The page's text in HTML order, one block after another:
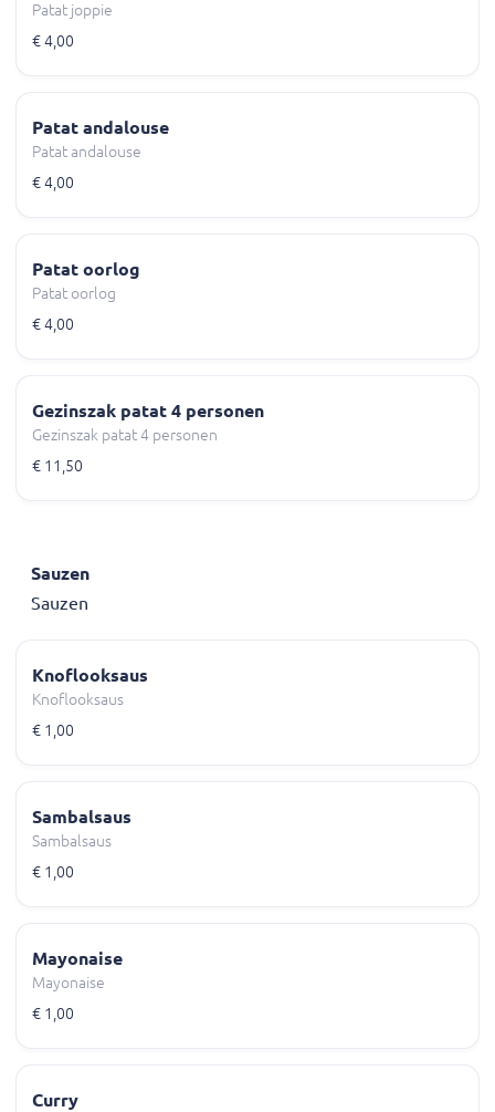
Patat joppie
€ 4,00
Patat andalouse
Patat andalouse
€ 4,00
Patat oorlog
Patat oorlog
€ 4,00
Gezinszak patat 4 personen
Gezinszak patat 4 personen
€ 11,50
Sauzen
Sauzen
Knoflooksaus
Knoflooksaus
€ 1,00
Sambalsaus
Sambalsaus
€ 1,00
Mayonaise
Mayonaise
€ 1,00
Curry